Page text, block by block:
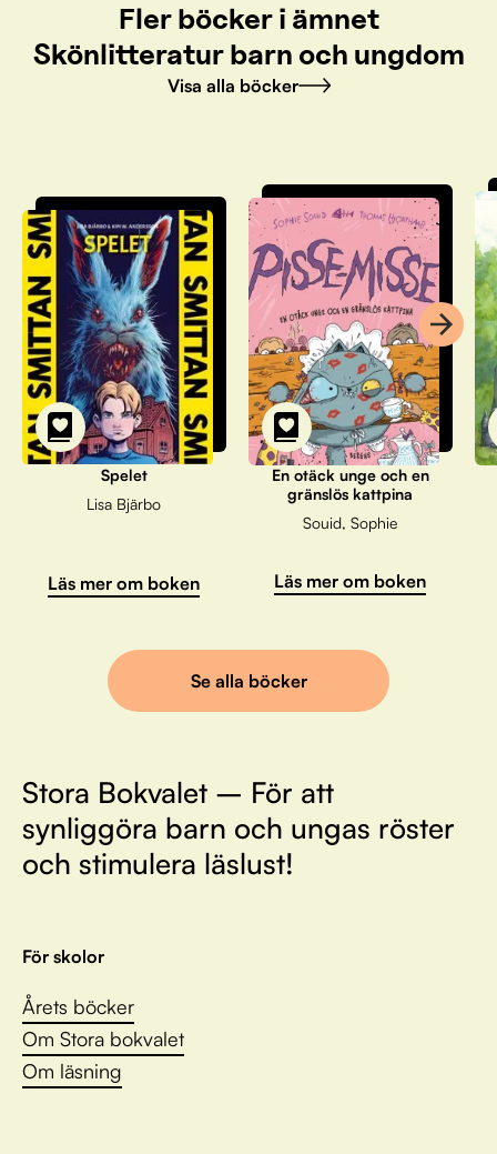
Fler böcker i ämnet
Skönlitteratur barn och ungdom
Visa alla böcker
Spelet
Lisa Bjärbo
Läs mer om boken
En otäck unge och en
gränslös kattpina
Souid, Sophie
Läs mer om boken
Se alla böcker
Stora Bokvalet – För att
synliggöra barn och ungas röster
och stimulera läslust!
För skolor
Årets böcker
Om Stora bokvalet
Om läsning